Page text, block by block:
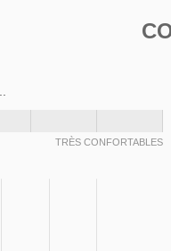
TRÈS CONFORTABLES